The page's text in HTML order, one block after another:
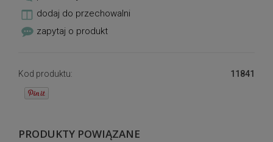
dodaj do przechowalni
zapytaj o produkt
Kod produktu: 11841
PRODUKTY POWIĄZANE